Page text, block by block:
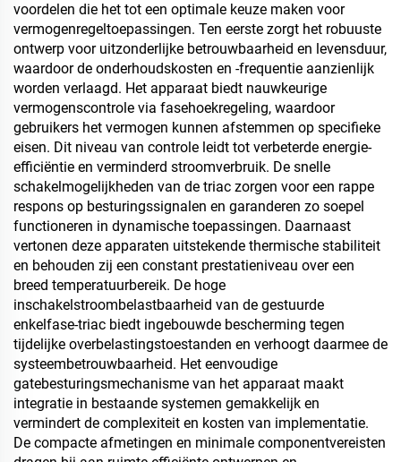
voordelen die het tot een optimale keuze maken voor
vermogenregeltoepassingen. Ten eerste zorgt het robuuste
ontwerp voor uitzonderlijke betrouwbaarheid en levensduur,
waardoor de onderhoudskosten en -frequentie aanzienlijk
worden verlaagd. Het apparaat biedt nauwkeurige
vermogenscontrole via fasehoekregeling, waardoor
gebruikers het vermogen kunnen afstemmen op specifieke
eisen. Dit niveau van controle leidt tot verbeterde energie-
efficiëntie en verminderd stroomverbruik. De snelle
schakelmogelijkheden van de triac zorgen voor een rappe
respons op besturingssignalen en garanderen zo soepel
functioneren in dynamische toepassingen. Daarnaast
vertonen deze apparaten uitstekende thermische stabiliteit
en behouden zij een constant prestatieniveau over een
breed temperatuurbereik. De hoge
inschakelstroombelastbaarheid van de gestuurde
enkelfase-triac biedt ingebouwde bescherming tegen
tijdelijke overbelastingstoestanden en verhoogt daarmee de
systeembetrouwbaarheid. Het eenvoudige
gatebesturingsmechanisme van het apparaat maakt
integratie in bestaande systemen gemakkelijk en
vermindert de complexiteit en kosten van implementatie.
De compacte afmetingen en minimale componentvereisten